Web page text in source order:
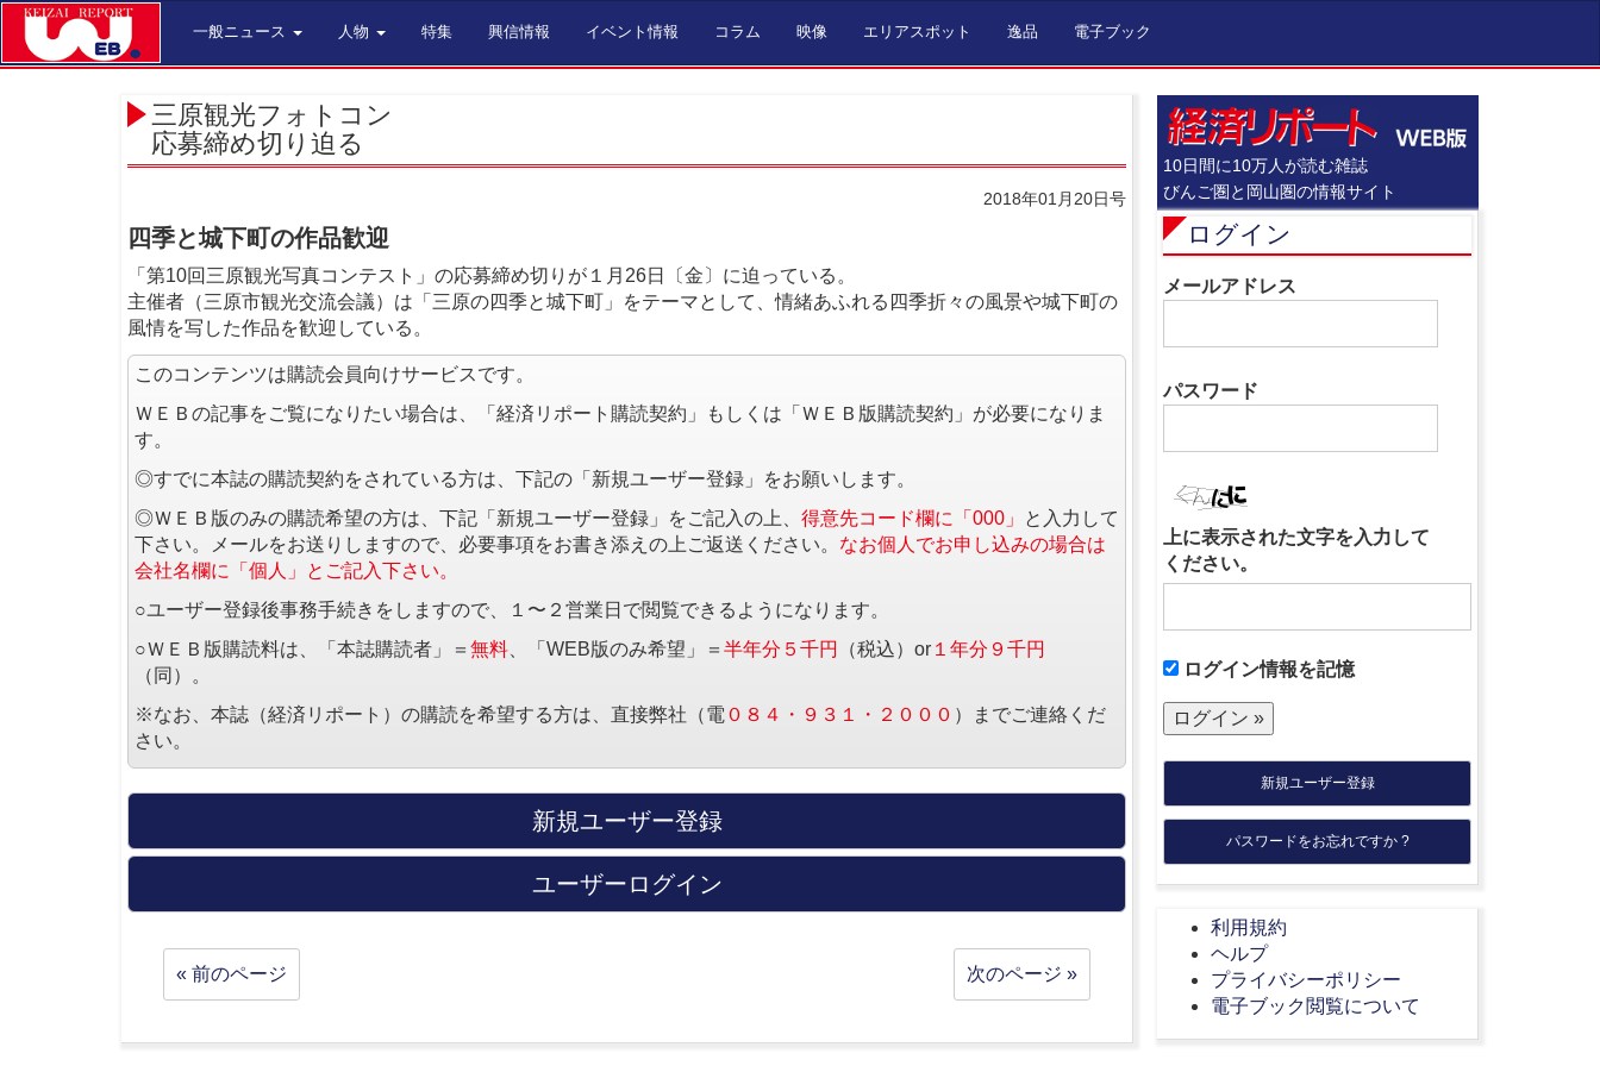
一般ニュース 人物 特集 興信情報 イベント情報 コラム 映像 エリアスポット 逸品 電子ブック
三原観光フォトコン
応募締め切り迫る
2018年01月20日号
四季と城下町の作品歓迎
「第10回三原観光写真コンテスト」の応募締め切りが１月26日〔金〕に迫っている。
主催者（三原市観光交流会議）は「三原の四季と城下町」をテーマとして、情緒あふれる四季折々の風景や城下町の
風情を写した作品を歓迎している。
このコンテンツは購読会員向けサービスです。
ＷＥＢの記事をご覧になりたい場合は、「経済リポート購読契約」もしくは「ＷＥＢ版購読契約」が必要になりま
す。
◎すでに本誌の購読契約をされている方は、下記の「新規ユーザー登録」をお願いします。
◎ＷＥＢ版のみの購読希望の方は、下記「新規ユーザー登録」をご記入の上、 得意先コード欄に「000」
と入力して
下さい。メールをお送りしますので、必要事項をお書き添えの上ご返送ください。 なお個人でお申し込みの場合は
会社名欄に「個人」とご記入下さい。
○ユーザー登録後事務手続きをしますので、１〜２営業日で閲覧できるようになります。
○ＷＥＢ版購読料は、「本誌購読者」＝ 無料 、「WEB版のみ希望」＝ 半年分５千円 （税込）or １年分９千円
（同）。
※なお、本誌（経済リポート）の購読を希望する方は、直接弊社（電 ０８４・９３１・２０００ ）までご連絡くだ
さい。
新規ユーザー登録
ユーザーログイン
« 前のページ 次のページ »
10日間に10万人が読む雑誌
びんご圏と岡山圏の情報サイト
ログイン
メールアドレス
パスワード
上に表示された文字を入力して
ください。
ログイン情報を記憶
新規ユーザー登録
パスワードをお忘れですか ?
利用規約
ヘルプ
プライバシーポリシー
電子ブック閲覧について